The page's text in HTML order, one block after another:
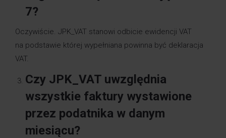
7?
Oczywiście. JPK_VAT stanowi odbicie ewidencji VAT
na podstawie której wypełniana powinna być deklaracja
VAT.
Czy JPK_VAT uwzględnia
wszystkie faktury wystawione
przez podatnika w danym
miesiącu?